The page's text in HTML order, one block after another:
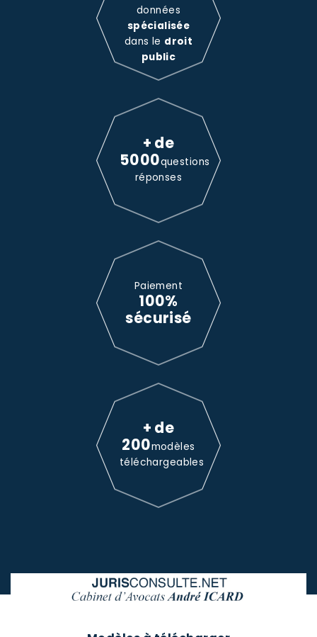
données
spécialisée
dans le droit
public
+ de
5000questions
réponses
Paiement
100%
sécurisé
+ de
200modèles
téléchargeables